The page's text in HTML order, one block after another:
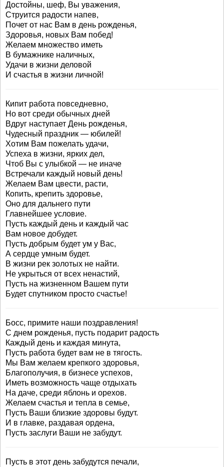
Достойны, шеф, Вы уважения,
Струится радости напев,
Почет от нас Вам в день рожденья,
Здоровья, новых Вам побед!
Желаем множество иметь
В бумажнике наличных,
Удачи в жизни деловой
И счастья в жизни личной!
Кипит работа повседневно,
Но вот среди обычных дней
Вдруг наступает День рожденья,
Чудесный праздник — юбилей!
Хотим Вам пожелать удачи,
Успеха в жизни, ярких дел,
Чтоб Вы с улыбкой — не иначе
Встречали каждый новый день!
Желаем Вам цвести, расти,
Копить, крепить здоровье,
Оно для дальнего пути
Главнейшее условие.
Пусть каждый день и каждый час
Вам новое добудет.
Пусть добрым будет ум у Вас,
А сердце умным будет.
В жизни рек золотых не найти.
Не укрыться от всех ненастий,
Пусть на жизненном Вашем пути
Будет спутником просто счастье!
Босс, примите наши поздравления!
С днем рожденья, пусть подарит радость
Каждый день и каждая минута,
Пусть работа будет вам не в тягость.
Мы Вам желаем крепкого здоровья,
Благополучия, в бизнесе успехов,
Иметь возможность чаще отдыхать
На даче, среди яблонь и орехов.
Желаем счастья и тепла в семье,
Пусть Ваши близкие здоровы будут.
И в главке, раздавая ордена,
Пусть заслуги Ваши не забудут.
Пусть в этот день забудутся печали,